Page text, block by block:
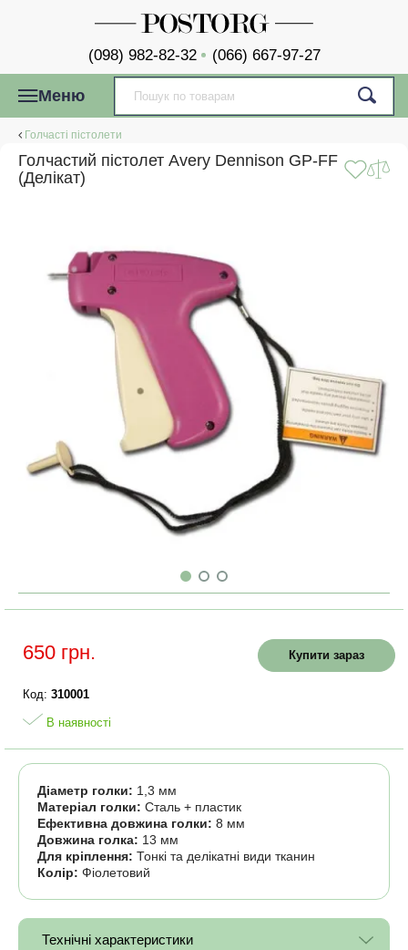
(098) 982-82-32 (066) 667-97-27
Меню
Голчасті пістолети
Голчастий пістолет Avery Dennison GP-FF
(Делікат)
650 грн. Купити зараз
Код: 310001
В наявності
Діаметр голки: 1,3 мм
Матеріал голки: Сталь + пластик
Ефективна довжина голки: 8 мм
Довжина голка: 13 мм
Для кріплення: Тонкі та делікатні види тканин
Колір: Фіолетовий
Технічні характеристики